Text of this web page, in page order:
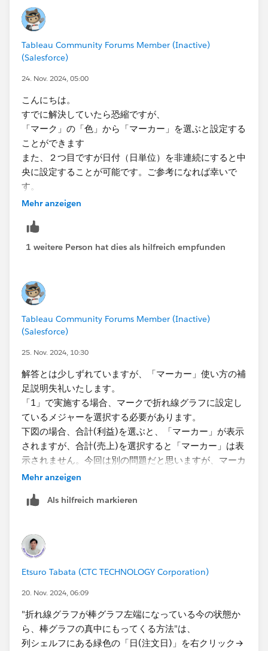
Tableau Community Forums Member (Inactive)
(Salesforce)
24. Nov. 2024, 05:00
こんにちは。
すでに解決していたら恐縮ですが、
「マーク」の「色」から「マーカー」を選ぶと設定する
ことができます
また、２つ目ですが日付（日単位）を非連続にすると中
央に設定することが可能です。ご参考になれば幸いで
す。
Mehr anzeigen
1 weitere Person hat dies als hilfreich empfunden
Tableau Community Forums Member (Inactive)
(Salesforce)
25. Nov. 2024, 10:30
解答とは少しずれていますが、「マーカー」使い方の補
足説明失礼いたします。
「1」で実施する場合、マークで折れ線グラフに設定し
ているメジャーを選択する必要があります。
下図の場合、合計(利益)を選ぶと、「マーカー」が表示
されますが、合計(売上)を選択すると「マーカー」は表
示されません。今回は別の問題だと思いますが、マーカ
ー使用する際の留意点としての紹介でした。
Mehr anzeigen
Als hilfreich markieren
Etsuro Tabata (CTC TECHNOLOGY Corporation)
20. Nov. 2024, 06:09
"折れ線グラフが棒グラフ左端になっている今の状態か
ら、棒グラフの真中にもってくる方法"は、
列シェルフにある緑色の​「日(注文日)」を右クリック→